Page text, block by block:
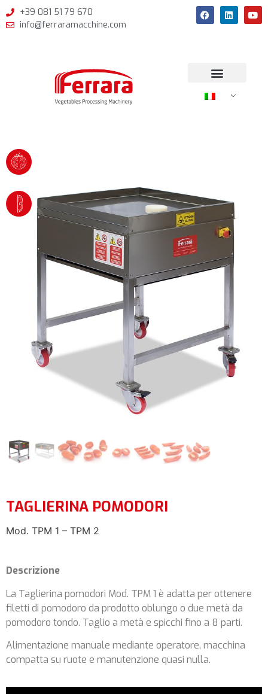
+39 081 51 79 670
info@ferraramacchine.com
TAGLIERINA POMODORI
Mod. TPM 1 – TPM 2
Descrizione
La Taglierina pomodori Mod. TPM 1 è adatta per ottenere
filetti di pomodoro da prodotto oblungo o due metà da
pomodoro tondo. Taglio a metà e spicchi fino a 8 parti.
Alimentazione manuale mediante operatore, macchina
compatta su ruote e manutenzione quasi nulla.